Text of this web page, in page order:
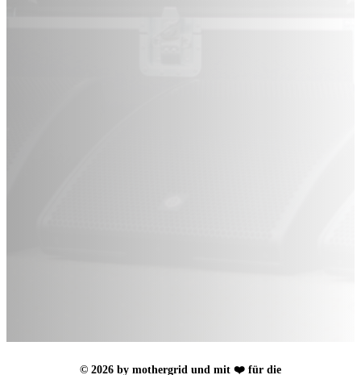
© 2026 by mothergrid und mit ❤️ für die